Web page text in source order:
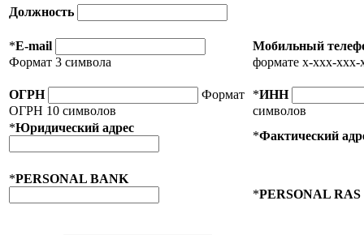
Должность
*E-mail
Формат 3 символа
Мобильный
формате x-xxx-xxx-
ОГРН
Формат
ОГРН 10 символов
*ИНН
символов
*Юридический адрес
*Фактический
*PERSONAL BANK
*PERSONAL RAS